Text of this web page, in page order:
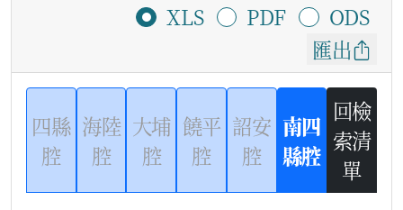
XLS
PDF
ODS
匯出
四縣
腔
海陸
腔
大埔
腔
饒平
腔
詔安
腔
南四
縣腔
回檢
索清
單